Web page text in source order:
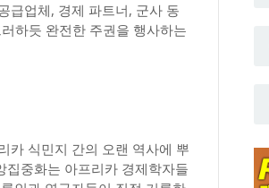
급업체, 경제 파트너, 군사 동
하듯 완전한 주권을 행사하는
카 식민지 간의 오랜 역사에 뿌
집중화는 아프리카 경제학자들